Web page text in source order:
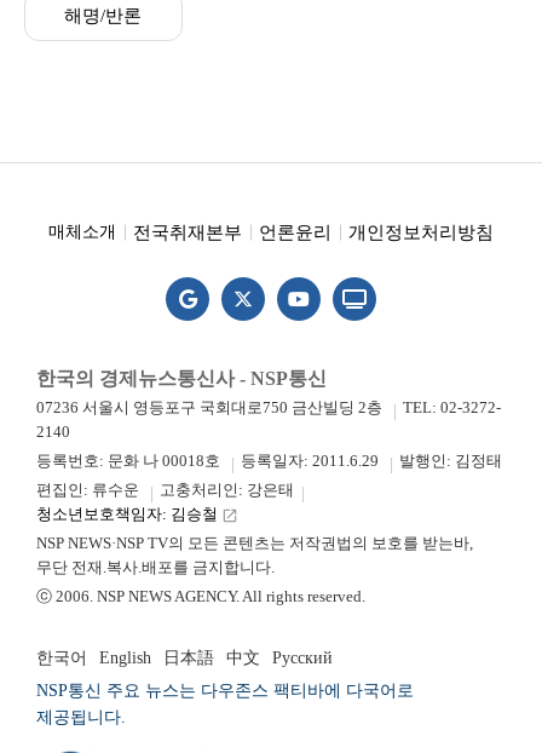
해명/반론
매체소개 전국취재본부 언론윤리 개인정보처리방침
한국의 경제뉴스통신사 - NSP통신
07236 서울시 영등포구 국회대로750 금산빌딩 2층
TEL: 02-3272-
2140
등록번호: 문화 나 00018호
등록일자: 2011.6.29
발행인: 김정태
편집인: 류수운
고충처리인: 강은태
청소년보호책임자: 김승철 launch
NSP NEWS·NSP TV의 모든 콘텐츠는 저작권법의 보호를 받는바,
무단 전재.복사.배포를 금지합니다.
ⓒ 2006. NSP NEWS AGENCY. All rights reserved.
한국어 English 日本語 中文
Русский
NSP통신 주요 뉴스는 다우존스 팩티바에 다국어로
제공됩니다.